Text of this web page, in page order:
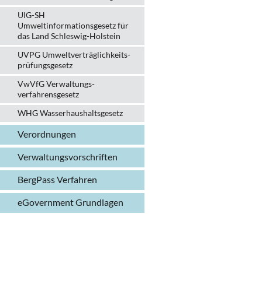
UIG-SH
Umweltinformationsgesetz für
das Land Schleswig-Holstein
UVPG Umweltverträglich­keits­
prüfungs­gesetz
VwVfG Verwaltungs­
verfahrens­gesetz
WHG Wasserhaushalts­gesetz
Verordnungen
Verwaltungs­vorschriften
BergPass Verfahren
eGovernment Grundlagen